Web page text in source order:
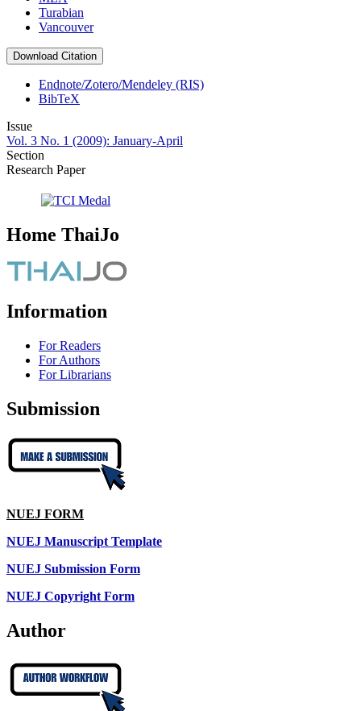
Turabian
Vancouver
Download Citation
Endnote/Zotero/Mendeley (RIS)
BibTeX
Issue
Vol. 3 No. 1 (2009): January-April
Section
Research Paper
Home ThaiJo
Information
For Readers
For Authors
For Librarians
Submission
NUEJ FORM
NUEJ Manuscript Template
NUEJ Submission Form
NUEJ Copyright Form
Author